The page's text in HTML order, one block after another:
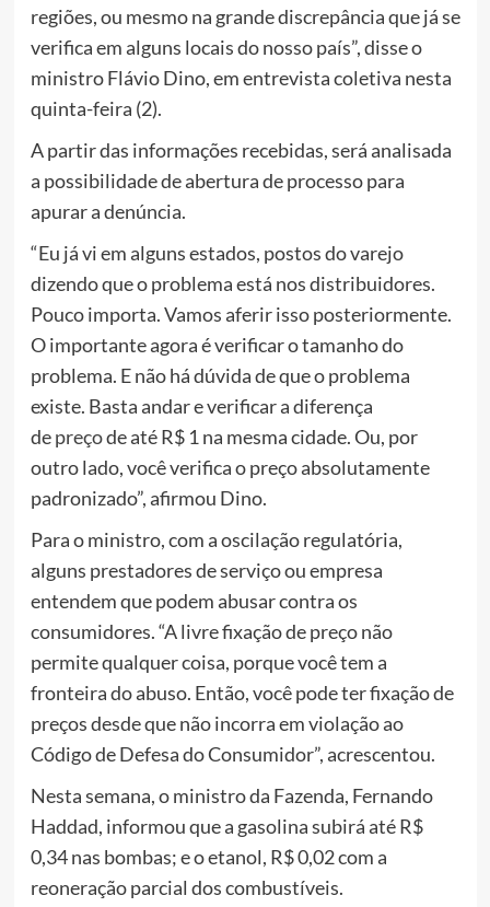
regiões, ou mesmo na grande discrepância que já se
verifica em alguns locais do nosso país”, disse o
ministro Flávio Dino, em entrevista coletiva nesta
quinta-feira (2).
A partir das informações recebidas, será analisada
a possibilidade de abertura de processo para
apurar a denúncia.
“Eu já vi em alguns estados, postos do varejo
dizendo que o problema está nos distribuidores.
Pouco importa. Vamos aferir isso posteriormente.
O importante agora é verificar o tamanho do
problema. E não há dúvida de que o problema
existe. Basta andar e verificar a diferença
depreçode até R$ 1 na mesma cidade. Ou, por
outro lado, você verifica o preço absolutamente
padronizado”, afirmou Dino.
Para o ministro, com a oscilação regulatória,
alguns prestadores de serviço ou empresa
entendem que podem abusar contra os
consumidores. “A livre fixação de preço não
permite qualquer coisa, porque você tem a
fronteira do abuso. Então, você pode ter fixação de
preços desde que não incorra em violação ao
Código de Defesa do Consumidor”, acrescentou.
Nesta semana, o ministro da Fazenda, Fernando
Haddad, informou que a gasolina subirá até R$
0,34 nas bombas; e o etanol, R$ 0,02 com a
reoneração parcial dos combustíveis.